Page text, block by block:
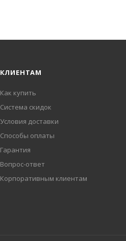
КЛИЕНТАМ
Как купить
Система скидок
Условия доставки
Способы оплаты
Гарантия
Вопрос-ответ
Корпоративным клиентам